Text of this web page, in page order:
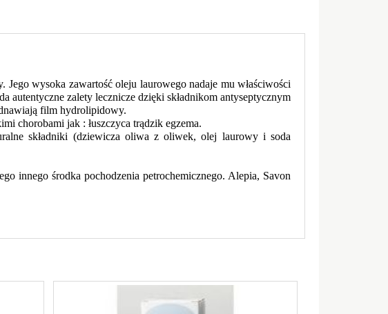
wysoka zawartość oleju laurowego nadaje mu właściwości
autentyczne zalety lecznicze dzięki składnikom antyseptycznym
film hydrolipidowy.
chorobami jak : łuszczyca trądzik egzema.
składniki (dziewicza oliwa z oliwek, olej laurowy i soda
innego środka pochodzenia petrochemicznego. Alepia, Savon